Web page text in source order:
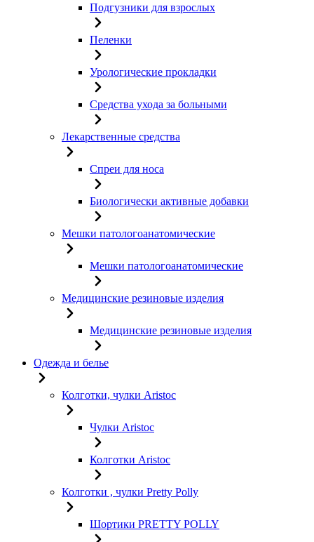
Подгузники для взрослых
Пеленки
Урологические прокладки
Средства ухода за больными
Лекарственные средства
Спреи для носа
Биологически активные добавки
Мешки патологоанатомические
Мешки патологоанатомические
Медицинские резиновые изделия
Медицинские резиновые изделия
Одежда и белье
Колготки, чулки Aristoc
Чулки Aristoc
Колготки Aristoc
Колготки , чулки Pretty Polly
Шортики PRETTY POLLY